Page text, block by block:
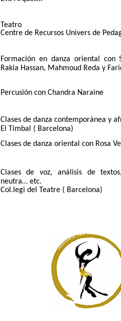
Teatro
Centre de Recursos Univers de
Formación en danza oriental con
Rakia Hassan, Mahmoud Reda y
Percusión con Chandra Naraine
Clases de danza contemporánea y
El Timbal ( Barcelona)
Clases de danza oriental con Rosa
Clases de voz, análisis de
neutra… etc.
Col.legi del Teatre ( Barcelona)